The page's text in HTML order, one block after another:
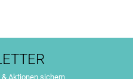
Aktionen sichern